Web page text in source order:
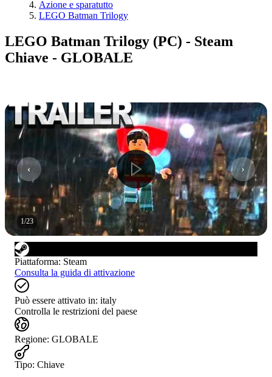
Azione e sparatutto
LEGO Batman Trilogy
LEGO Batman Trilogy (PC) - Steam
Chiave - GLOBALE
1/23
Piattaforma: Steam
Consulta la guida di attivazione
Può essere attivato in: italy
Controlla le restrizioni del paese
Regione: GLOBALE
Tipo: Chiave